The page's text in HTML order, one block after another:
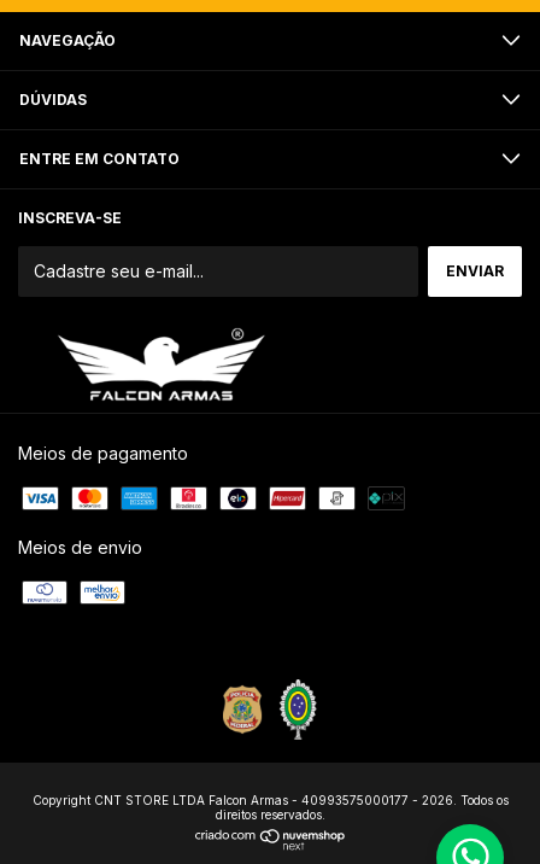
NAVEGAÇÃO
DÚVIDAS
ENTRE EM CONTATO
INSCREVA-SE
Meios de pagamento
Meios de envio
Copyright CNT STORE LTDA Falcon Armas - 40993575000177 - 2026. Todos os
direitos reservados.